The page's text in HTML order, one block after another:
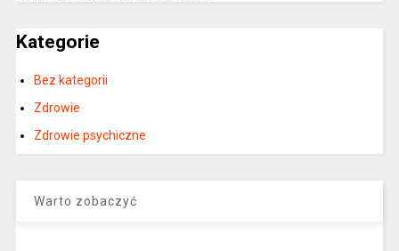
Kategorie
Bez kategorii
Zdrowie
Zdrowie psychiczne
Warto zobaczyć